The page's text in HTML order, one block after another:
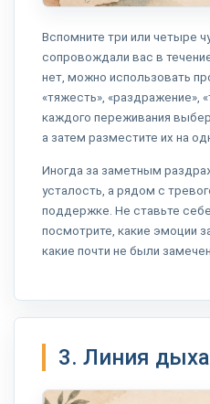
Вспомните три или четыре
сопровождали вас в
нет, можно использовать
«тяжесть», «раздражение»,
каждого переживания
а затем разместите их на
Иногда за заметным
усталость, а рядом с
поддержке. Не ставьте
посмотрите, какие эмоции
какие почти не были
3. Линия